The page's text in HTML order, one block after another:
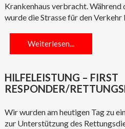
Krankenhaus verbracht. Während
wurde die Strasse für den
Weiterlesen...
HILFELEISTUNG – FIRST
RESPONDER/
Wir wurden am heutigen Tag zu
zur Unterstützung des